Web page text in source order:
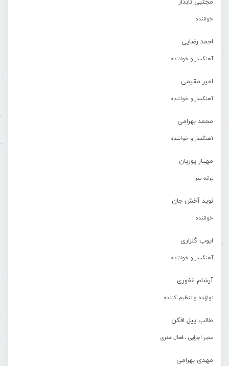
مجتبی تابدار
خواننده
احمد رضایی
آهنگساز و خواننده
امیر مقیمی
آهنگساز و خواننده
محمد بهرامی
آهنگساز و خواننده
مهیار پوریان
ترانه سرا
نوید آخش جان
خواننده
ایوب گلزاری
آهنگساز و خواننده
آرشام غفوری
نوازنده و تنظیم کننده
طالب پیل افکن
مدیر اجرایی ، فعال هنری
مهدی بهرامی